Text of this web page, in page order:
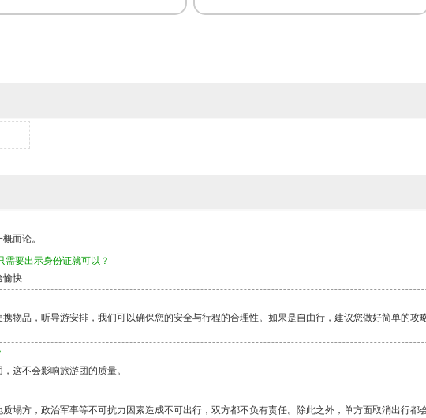
而论。
要出示身份证就可以？
愉快
物品，听导游安排，我们可以确保您的安全与行程的合理性。如果是自由行，建议您做好简单的攻
这不会影响旅游团的质量。
塌方，政治军事等不可抗力因素造成不可出行，双方都不负有责任。除此之外，单方面取消出行都